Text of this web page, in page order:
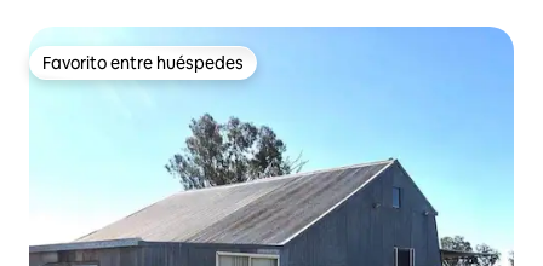
Favorito entre huéspedes
Favorito entre huéspedes